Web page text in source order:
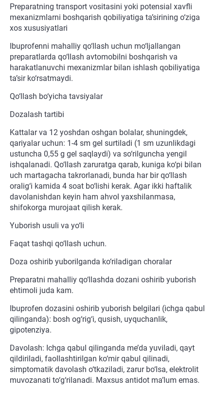
Preparatning transport vositasini yoki potensial xavfli
mexanizmlarni boshqarish qobiliyatiga ta’sirining o‘ziga
xos xususiyatlari
Ibuprofenni mahalliy qo‘llash uchun mo‘ljallangan
preparatlarda qo‘llash avtomobilni boshqarish va
harakatlanuvchi mexanizmlar bilan ishlash qobiliyatiga
ta’sir ko‘rsatmaydi.
Qo‘llash bo‘yicha tavsiyalar
Dozalash tartibi
Kattalar va 12 yoshdan oshgan bolalar, shuningdek,
qariyalar uchun: 1-4 sm gel surtiladi (1 sm uzunlikdagi
ustuncha 0,55 g gel saqlaydi) va so‘rilguncha yengil
ishqalanadi. Qo‘llash zaruratga qarab, kuniga ko‘pi bilan
uch martagacha takrorlanadi, bunda har bir qo‘llash
oralig‘i kamida 4 soat bo‘lishi kerak. Agar ikki haftalik
davolanishdan keyin ham ahvol yaxshilanmasa,
shifokorga murojaat qilish kerak.
Yuborish usuli va yo‘li
Faqat tashqi qo‘llash uchun.
Doza oshirib yuborilganda ko‘riladigan choralar
Preparatni mahalliy qo‘llashda dozani oshirib yuborish
ehtimoli juda kam.
Ibuprofen dozasini oshirib yuborish belgilari (ichga qabul
qilinganda): bosh og‘rig‘i, qusish, uyquchanlik,
gipotenziya.
Davolash: Ichga qabul qilinganda me’da yuviladi, qayt
qildiriladi, faollashtirilgan ko‘mir qabul qilinadi,
simptomatik davolash o‘tkaziladi, zarur bo‘lsa, elektrolit
muvozanati to‘g‘rilanadi. Maxsus antidot ma’lum emas.